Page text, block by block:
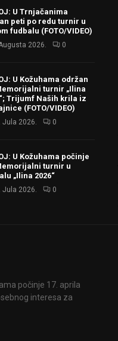
U Trnjačanima
peti po redu turnir u
fudbalu (FOTO/VIDEO)
2026. 0
U Kožuhama održan
turnir „Ilina
Trijumf Naših krila iz
(FOTO/VIDEO)
Jula 2026. 0
U Kožuhama počinje
turnir u
„Ilina 2026“
Jula 2026. 0
počinje 17. aprila
interesa za